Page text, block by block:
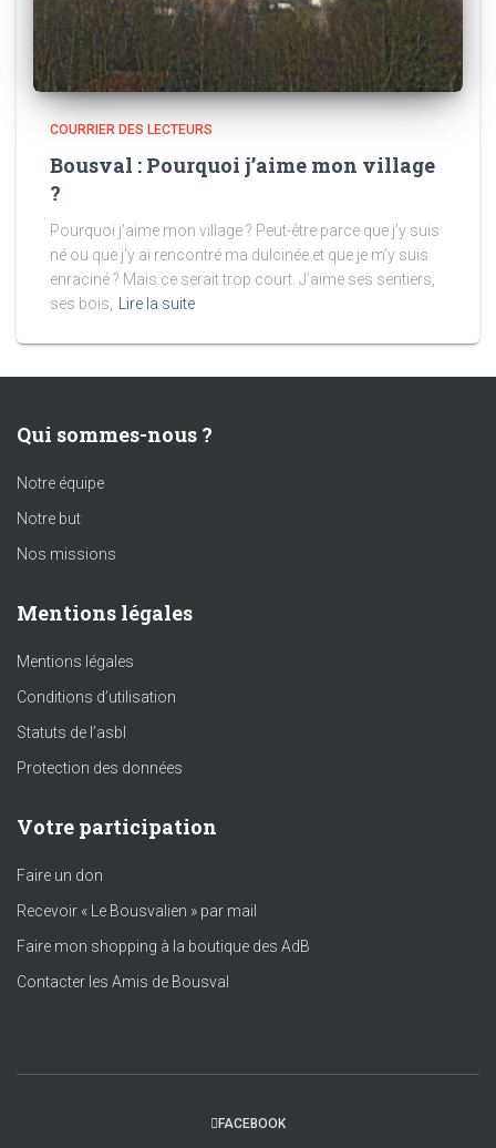
COURRIER DES LECTEURS
Bousval : Pourquoi j’aime mon village
?
Pourquoi j’aime mon village ? Peut-être parce que j’y suis
né ou que j’y ai rencontré ma dulcinée et que je m’y suis
enraciné ? Mais ce serait trop court. J’aime ses sentiers,
ses bois,
Lire la suite
Qui sommes-nous ?
Notre équipe
Notre but
Nos missions
Mentions légales
Mentions légales
Conditions d’utilisation
Statuts de l’asbl
Protection des données
Votre participation
Faire un don
Recevoir « Le Bousvalien » par mail
Faire mon shopping à la boutique des AdB
Contacter les Amis de Bousval
FACEBOOK